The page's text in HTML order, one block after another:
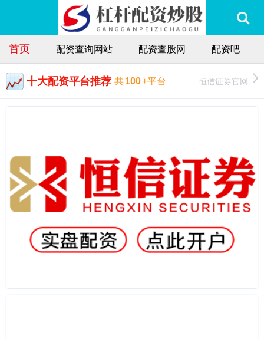
首页 配资查询网站 配资查股网 配资吧
十大配资平台推荐 共100+平台 恒信证券官网